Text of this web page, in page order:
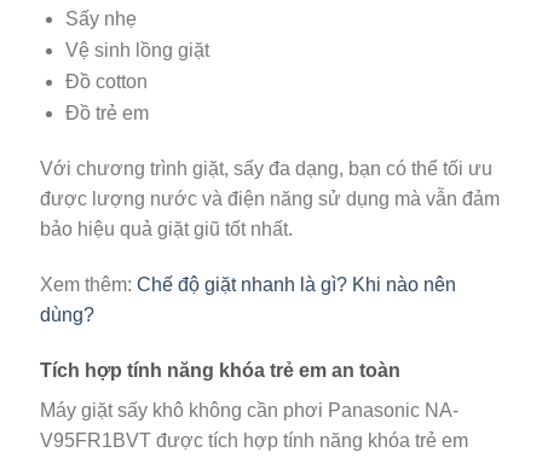
Sấy nhẹ
Vệ sinh lồng giặt
Đồ cotton
Đồ trẻ em
Với chương trình giặt, sấy đa dạng, bạn có thể tối ưu
được lượng nước và điện năng sử dụng mà vẫn đảm
bảo hiệu quả giặt giũ tốt nhất.
Xem thêm: Chế độ giặt nhanh là gì? Khi nào nên
dùng?
Tích hợp tính năng khóa trẻ em an toàn
Máy giặt sấy khô không cần phơi Panasonic NA-
V95FR1BVT được tích hợp tính năng khóa trẻ em